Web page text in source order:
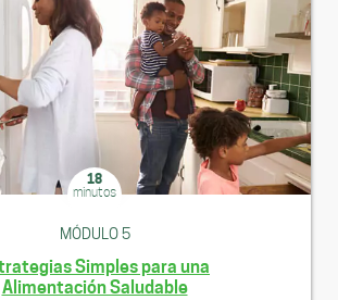
18
minutos
MÓDULO 5
Simples para una
Alimentación Saludable